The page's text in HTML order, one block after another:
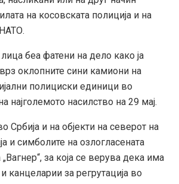
на косовската полиција и на
беа фатени на дело како ја
врз оклопните сини камиони на
полициски единици во
најголемото насилство на 29 мај.
Србија и на објекти на северот на
и симболите на озлогласената
за која се верува дека има
канцеларии за регрутација во